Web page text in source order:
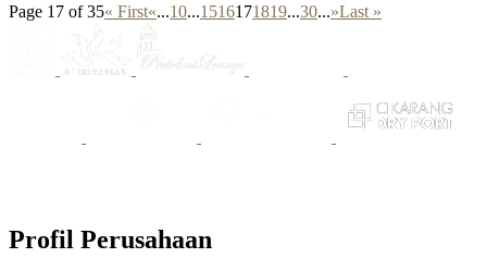
Page 17 of 35« First«...10...1516171819...30...»Last »
Profil Perusahaan